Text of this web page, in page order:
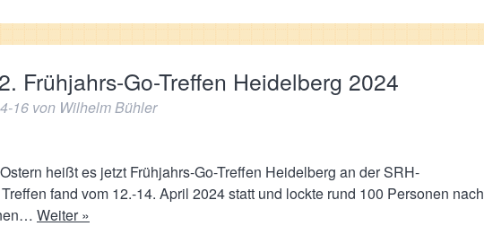
Frühjahrs-Go-Treffen Heidelberg 2024
16 von Wilhelm Bühler
heißt es jetzt Frühjahrs-Go-Treffen Heidelberg an der SRH-
fand vom 12.-14. April 2024 statt und lockte rund 100 Personen nach
Weiter »